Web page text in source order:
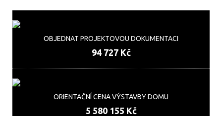
OBJEDNAT PROJEKTOVOU DOKUMENTACI
94 727 Kč
ORIENTAČNÍ CENA VÝSTAVBY DOMU
5 580 155 Kč